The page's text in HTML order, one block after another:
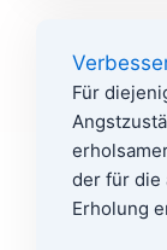
Für
der für die
Erholung